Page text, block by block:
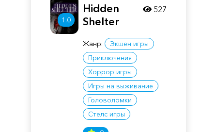
1.0
Hidden
Shelter
Жанр:
Экшен игры
Приключения
Хоррор игры
Игры на выживание
Головоломки
Стелс игры
527